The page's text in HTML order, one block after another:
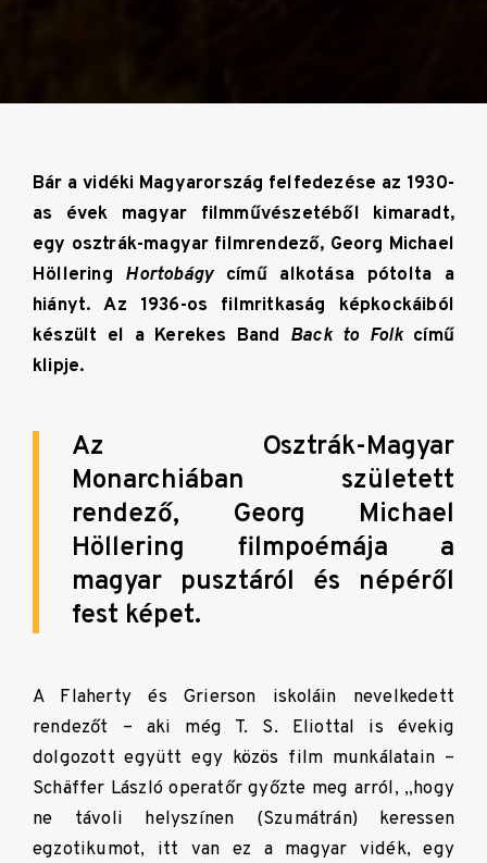
Bár a vidéki Magyarország felfedezése az 1930-
as évek magyar filmművészetéből kimaradt,
egy osztrák-magyar filmrendező, Georg Michael
Höllering Hortobágycímű alkotása pótolta a
hiányt. Az 1936-os filmritkaság képkockáiból
készült el a Kerekes Band Back to Folkcímű
klipje.
Az Osztrák-Magyar
Monarchiában született
rendező, Georg Michael
Höllering filmpoémája a
magyar pusztáról és népéről
fest képet.
A Flaherty és Grierson iskoláin nevelkedett
rendezőt – aki még T. S. Eliottal is évekig
dolgozott együtt egy közös film munkálatain –
Schäffer László operatőr győzte meg arról, „hogy
ne távoli helyszínen (Szumátrán) keressen
egzotikumot, itt van ez a magyar vidék, egy